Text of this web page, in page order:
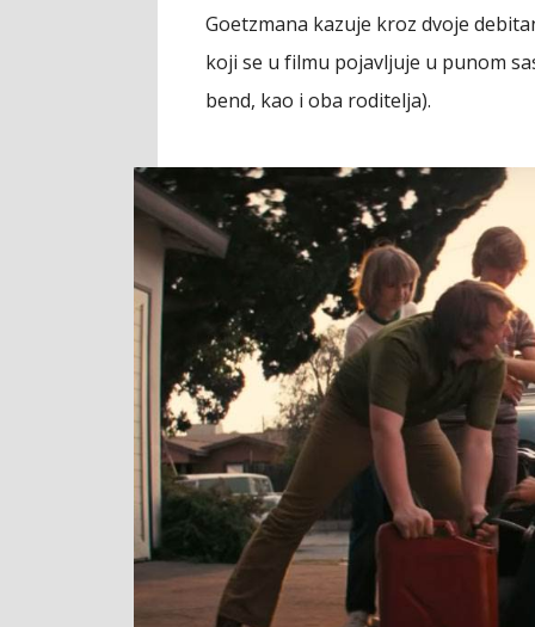
Goetzmana kazuje kroz dvoje
koji se u filmu pojavljuje u punom
bend, kao i oba roditelja).